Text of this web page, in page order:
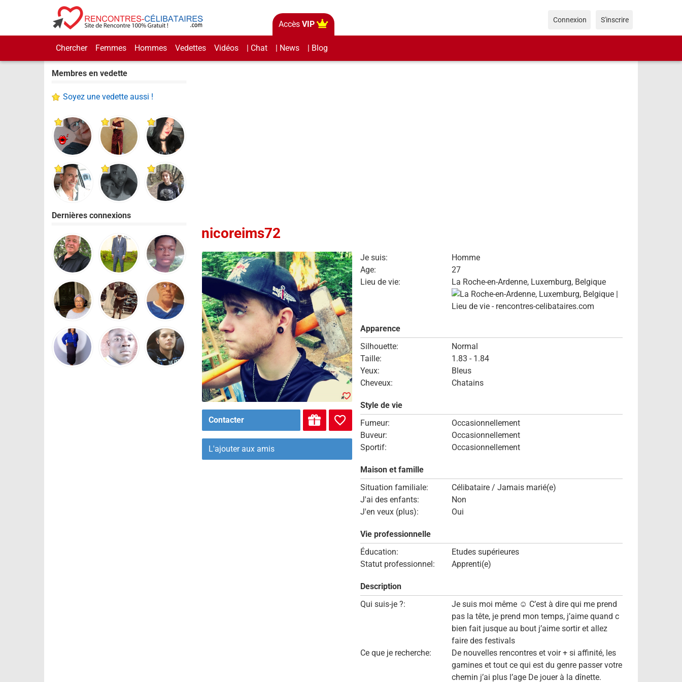
Accès VIP
Chercher Femmes Hommes Vedettes Vidéos | Chat | News | Blog
Connexion S'inscrire
Membres en vedette
Soyez une vedette aussi !
Dernières connexions
nicoreims72
Contacter
L'ajouter aux amis
Je suis:
Homme
Age:
27
Lieu de vie:
La Roche-en-Ardenne, Luxemburg, Belgique
Apparence
Silhouette:
Normal
Taille:
1.83 - 1.84
Yeux:
Bleus
Cheveux:
Chatains
Style de vie
Fumeur:
Occasionnellement
Buveur:
Occasionnellement
Sportif:
Occasionnellement
Maison et famille
Situation familiale:
Célibataire / Jamais marié(e)
J'ai des enfants:
Non
J'en veux (plus):
Oui
Vie professionnelle
Éducation:
Etudes supérieures
Statut professionnel:
Apprenti(e)
Description
Qui suis-je ?:
Je suis moi même ☺️ C’est à dire qui me prend
pas la tête, je prend mon temps, j’aime quand c
bien fait jusque au bout j’aime sortir et allez
faire des festivals
Ce que je recherche:
De nouvelles rencontres et voir + si affinité, les
gamines et tout ce qui est du genre passer votre
chemin j’ai plus l’age De jouer à la dînette.